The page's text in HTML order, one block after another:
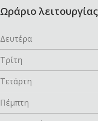
Ωράριο λειτουργίας
Δευτέρα
Τρίτη
Τετάρτη
Πέμπτη